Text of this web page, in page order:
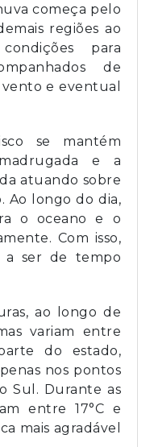
começa pelo
regiões ao
para
de
e eventual
se mantém
e a
atuando sobre
Ao longo do dia,
o oceano e o
Com isso,
a ser de tempo
ao longo de
variam entre
do estado,
nos pontos
Sul. Durante as
entre 17°C e
mais agradável